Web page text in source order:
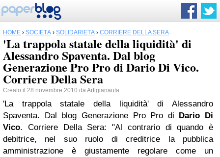
HOME › SOCIETÀ › SOLIDARIETÀ › CORRIERE DELLA SERA
'La trappola statale della liquidità' di
Alessandro Spaventa. Dal blog
Generazione Pro Pro di Dario Di Vico.
Corriere Della Sera
Creato il 28 novembre 2010 daArtigianauta
'La trappola statale della liquidità' di Alessandro
Spaventa. Dal blog Generazione Pro Pro di Dario Di
Vico. Corriere Della Sera: "Al contrario di quando è
debitrice, nel suo ruolo di creditrice la pubblica
amministrazione è giustamente regolare come un